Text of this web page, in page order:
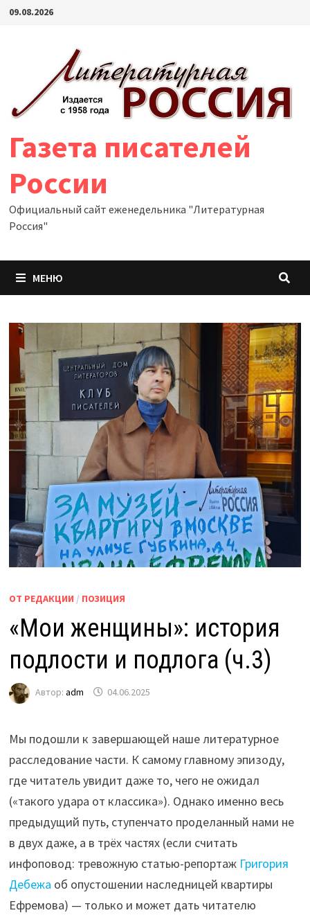
Перейти
09.08.2026
Газета писателей
России
Официальный сайт еженедельника "Литературная
Россия"
МЕНЮ
ОТ РЕДАКЦИИ / ПОЗИЦИЯ
«Мои женщины»: история
подлости и подлога (ч.3)
Автор: adm 04.06.2025
Мы подошли к завершающей наше литературное
расследование части. К самому главному эпизоду,
где читатель увидит даже то, чего не ожидал
(«такого удара от классика»). Однако именно весь
предыдущий путь, ступенчато проделанный нами не
в двух даже, а в трёх частях (если считать
инфоповод: тревожную статью-репортаж Григория
Дебежа об опустошении наследницей квартиры
Ефремова) — только и может дать читателю